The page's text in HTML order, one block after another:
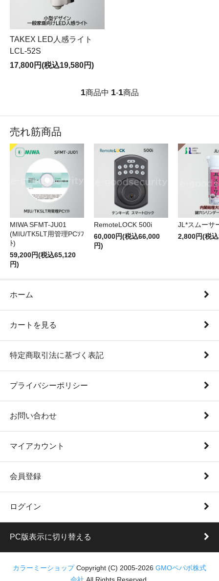
TAKEX LED人感ライト
LCL-52S
17,800円(税込19,580円)
1商品中 1-1商品
売れ筋商品
MIWA SFMT-JU01
(MIU/TK5LT用管理PCｿﾌ
ﾄ)
59,200円(税込65,120
円)
RemoteLOCK 500i
60,000円(税込66,000
円)
JL*スムーサ
2,800円(税
ホーム
カートを見る
特定商取引法に基づく表記
プライバシーポリシー
お問い合わせ
マイアカウント
会員登録
ログイン
PC版表示に切り替える
カラーミーショップ Copyright (C) 2005-2026 GMOペパボ株式